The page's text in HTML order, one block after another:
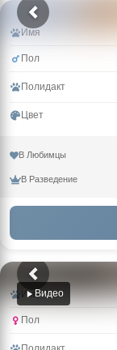
Имя
Пол
Полидакт
Цвет
В Любимцы
В Разведение
Видео
Имя
Пол